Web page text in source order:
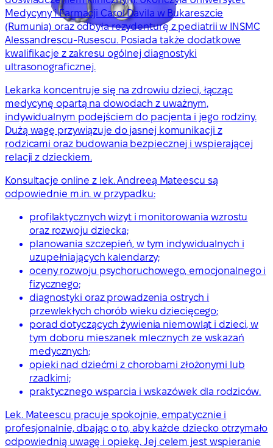
Medycyny i Farmacji Carol Davila w Bukareszcie
(Rumunia) oraz odbyła rezydenturę z pediatrii w INSMC
Alessandrescu-Rusescu. Posiada także dodatkowe
kwalifikacje z zakresu ogólnej diagnostyki
ultrasonograficznej.
Lekarka koncentruje się na zdrowiu dzieci, łącząc
medycynę opartą na dowodach z uważnym,
indywidualnym podejściem do pacjenta i jego rodziny.
Dużą wagę przywiązuje do jasnej komunikacji z
rodzicami oraz budowania bezpiecznej i wspierającej
relacji z dzieckiem.
Konsultacje online z lek. Andreeą Mateescu są
odpowiednie m.in. w przypadku:
profilaktycznych wizyt i monitorowania wzrostu
oraz rozwoju dziecka;
planowania szczepień, w tym indywidualnych i
uzupełniających kalendarzy;
oceny rozwoju psychoruchowego, emocjonalnego i
fizycznego;
diagnostyki oraz prowadzenia ostrych i
przewlekłych chorób wieku dziecięcego;
porad dotyczących żywienia niemowląt i dzieci, w
tym doboru mieszanek mlecznych ze wskazań
medycznych;
opieki nad dziećmi z chorobami złożonymi lub
rzadkimi;
praktycznego wsparcia i wskazówek dla rodziców.
Lek. Mateescu pracuje spokojnie, empatycznie i
profesjonalnie, dbając o to, aby każde dziecko otrzymało
odpowiednią uwagę i opiekę. Jej celem jest wspieranie